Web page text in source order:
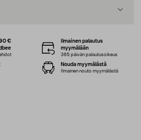
€
Ilmainen palautus
myymälään
365 päivän palautusoikeus
Nouda myymälästä
Ilmainen nouto myymälästä